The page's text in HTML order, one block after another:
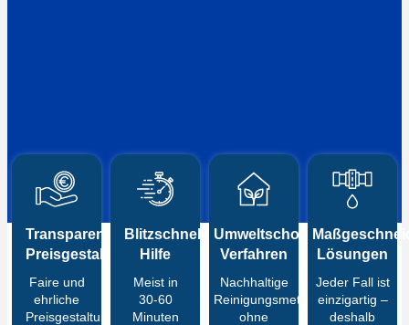
Transparente
Preisgestaltung
Faire und
ehrliche
Preisgestaltung
Blitzschnelle
Hilfe
Meist in
30-60
Minuten
Umweltschonende
Verfahren
Nachhaltige
Reinigungsmethoden
ohne
Lösungen
Jeder Fall ist
einzigartig –
deshalb